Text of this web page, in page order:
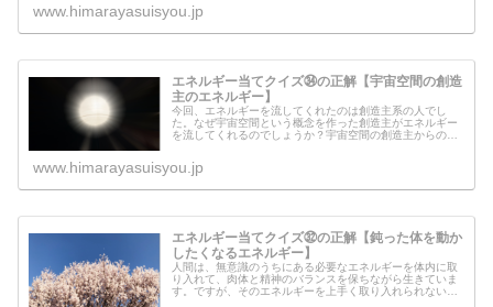
www.himarayasuisyou.jp
エネルギー当てクイズ㉞の正解【宇宙空間の創造
主のエネルギー】
今回、エネルギーを流してくれたのは創造主系の人でし
た。なぜ宇宙空間という概念を作った創造主がエネルギー
を流してくれるのでしょうか？宇宙空間の創造主からのメ
www.himarayasuisyou.jp
エネルギー当てクイズ㉜の正解【鈍った体を動か
したくなるエネルギー】
人間は、無意識のうちにある必要なエネルギーを体内に取
り入れて、肉体と精神のバランスを保ちながら生きていま
す。ですが、そのエネルギーを上手く取り入れられない人